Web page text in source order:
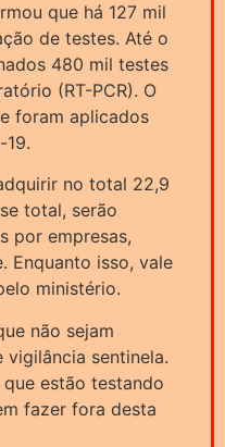
que há 127 mil
de testes. Até o
480 mil testes
(RT-PCR). O
foram aplicados
no total 22,9
total, serão
por empresas,
Enquanto isso, vale
ministério.
não sejam
sentinela.
estão testando
fazer fora desta